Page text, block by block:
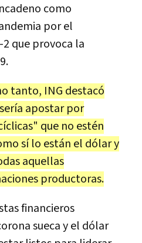
como
por el
2 que provoca la
tanto, ING destacó
apostar por
que no estén
sí lo están el dólar y
aquellas
productoras.
financieros
sueca y el dólar